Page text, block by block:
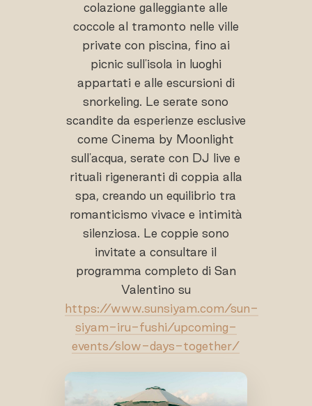
colazione galleggiante alle
coccole al tramonto nelle ville
private con piscina, fino ai
picnic sull'isola in luoghi
appartati e alle escursioni di
snorkeling. Le serate sono
scandite da esperienze esclusive
come Cinema by Moonlight
sull'acqua, serate con DJ live e
rituali rigeneranti di coppia alla
spa, creando un equilibrio tra
romanticismo vivace e intimità
silenziosa. Le coppie sono
invitate a consultare il
programma completo di San
Valentino su
https://www.sunsiyam.com/sun-
siyam-iru-fushi/upcoming-
events/slow-days-together/